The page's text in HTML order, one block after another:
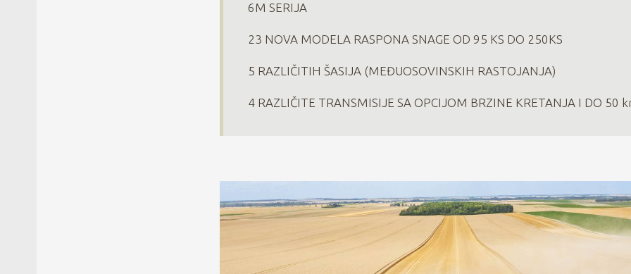
6M SERIJA
23 NOVA MODELA RASPONA SNAGE OD 95 KS DO 250KS
5 RAZLIČITIH ŠASIJA (MEĐUOSOVINSKIH RASTOJANJA)
4 RAZLIČITE TRANSMISIJE SA OPCIJOM BRZINE KRETANJA I DO 50